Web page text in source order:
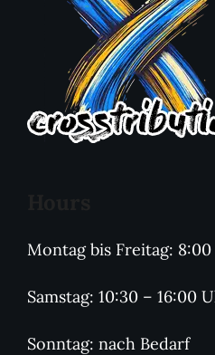
Montag bis Freitag:
Samstag: 10:30 – 16:00
Sonntag: nach Bedarf